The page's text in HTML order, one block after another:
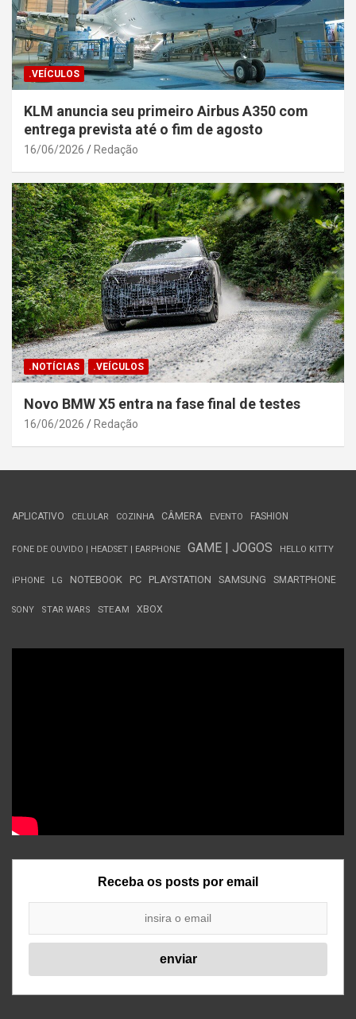
.VEÍCULOS
KLM anuncia seu primeiro Airbus A350 com
entrega prevista até o fim de agosto
16/06/2026 Redação
.NOTÍCIAS .VEÍCULOS
Novo BMW X5 entra na fase final de testes
16/06/2026 Redação
APLICATIVO CELULAR COZINHA CÂMERA EVENTO FASHION
FONE DE OUVIDO | HEADSET | EARPHONE GAME | JOGOS HELLO KITTY
iPHONE LG NOTEBOOK PC PLAYSTATION SAMSUNG SMARTPHONE
SONY STAR WARS STEAM XBOX
Receba os posts por email